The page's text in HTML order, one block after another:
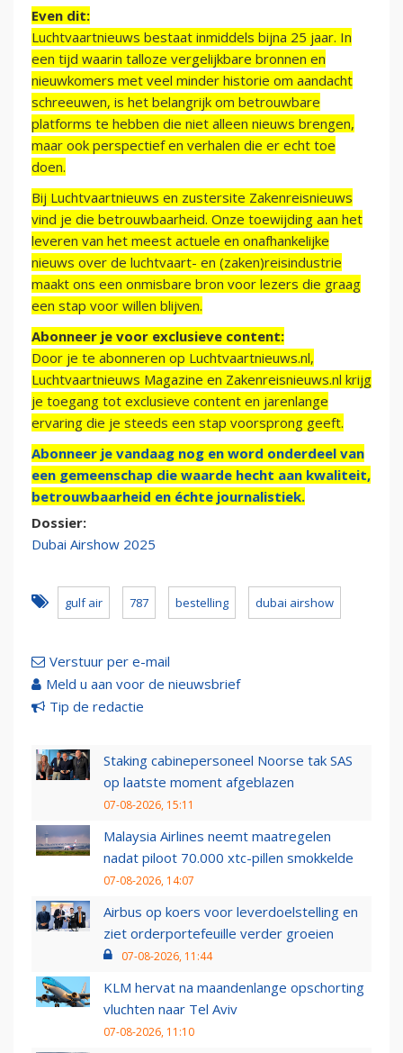
Even dit:
Luchtvaartnieuws bestaat inmiddels bijna 25 jaar. In
een tijd waarin talloze vergelijkbare bronnen en
nieuwkomers met veel minder historie om aandacht
schreeuwen, is het belangrijk om betrouwbare
platforms te hebben die niet alleen nieuws brengen,
maar ook perspectief en verhalen die er echt toe
doen.
Bij Luchtvaartnieuws en zustersite Zakenreisnieuws
vind je die betrouwbaarheid. Onze toewijding aan het
leveren van het meest actuele en onafhankelijke
nieuws over de luchtvaart- en (zaken)reisindustrie
maakt ons een onmisbare bron voor lezers die graag
een stap voor willen blijven.
Abonneer je voor exclusieve content:
Door je te abonneren op Luchtvaartnieuws.nl,
Luchtvaartnieuws Magazine en Zakenreisnieuws.nl krijg
je toegang tot exclusieve content en jarenlange
ervaring die je steeds een stap voorsprong geeft.
Abonneer je vandaag nog en word onderdeel van
een gemeenschap die waarde hecht aan kwaliteit,
betrouwbaarheid en échte journalistiek.
Dossier:
Dubai Airshow 2025
gulf air 787 bestelling dubai airshow
Verstuur per e-mail
Meld u aan voor de nieuwsbrief
Tip de redactie
Staking cabinepersoneel Noorse tak SAS
op laatste moment afgeblazen
07-08-2026, 15:11
Malaysia Airlines neemt maatregelen
nadat piloot 70.000 xtc-pillen smokkelde
07-08-2026, 14:07
Airbus op koers voor leverdoelstelling en
ziet orderportefeuille verder groeien
07-08-2026, 11:44
KLM hervat na maandenlange opschorting
vluchten naar Tel Aviv
07-08-2026, 11:10